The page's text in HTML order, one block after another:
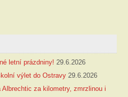
letní prázdniny! 29.6.2026
výlet do Ostravy 29.6.2026
za kilometry, zmrzlinou i